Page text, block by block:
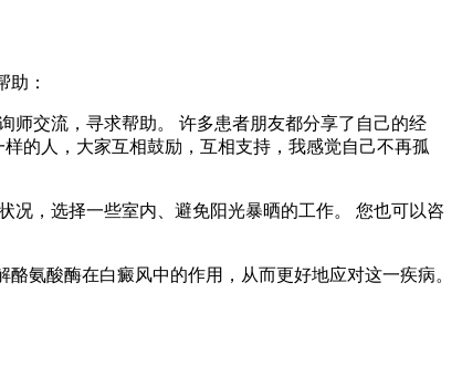
助：
师交流，寻求帮助。 许多患者朋友都分享了自己的经
的人，大家互相鼓励，互相支持，我感觉自己不再孤
况，选择一些室内、避免阳光暴晒的工作。 您也可以咨
氨酸酶在白癜风中的作用，从而更好地应对这一疾病。